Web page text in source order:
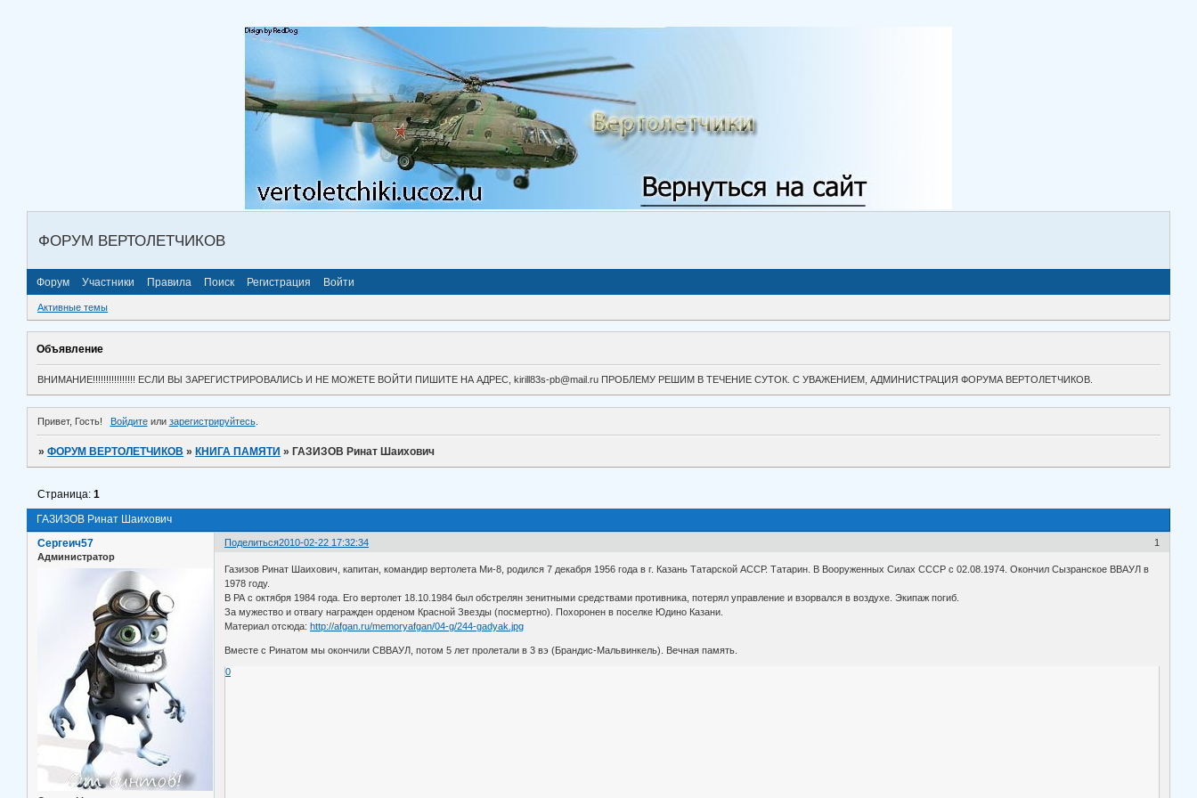
ФОРУМ ВЕРТОЛЕТЧИКОВ
Форум Участники Правила Поиск Регистрация Войти
Активные темы
Объявление
ВНИМАНИЕ!!!!!!!!!!!!!!!! ЕСЛИ ВЫ ЗАРЕГИСТРИРОВАЛИСЬ И НЕ МОЖЕТЕ ВОЙТИ ПИШИТЕ НА АДРЕС, kirill83s-pb@mail.ru ПРОБЛЕМУ РЕШИМ В ТЕЧЕНИЕ СУТОК. С УВАЖЕНИЕМ, АДМИНИСТРАЦИЯ ФОРУМА ВЕРТОЛЕТЧИКОВ.
Привет, Гость! Войдитеили зарегистрируйтесь.
»ФОРУМ ВЕРТОЛЕТЧИКОВ » КНИГА ПАМЯТИ » ГАЗИЗОВ Ринат Шаихович
ГАЗИЗОВ Ринат Шаихович
Страница:1
Поделиться 1
2010-02-22 17:32:34
Сергеич57
Администратор
Газизов Ринат Шаихович, капитан, командир вертолета Ми-8, родился 7 декабря 1956 года в г. Казань Татарской АССР. Татарин. В Вооруженных Силах СССР с 02.08.1974. Окончил Сызранское ВВАУЛ в
1978 году.
В РА с октября 1984 года. Его вертолет 18.10.1984 был обстрелян зенитными средствами противника, потерял управление и взорвался в воздухе. Экипаж погиб.
За мужество и отвагу награжден орденом Красной Звезды (посмертно). Похоронен в поселке Юдино Казани.
Материал отсюда:http://afgan.ru/memoryafgan/04-g/244-gadyak.jpg
Вместе с Ринатом мы окончили СВВАУЛ, потом 5 лет пролетали в 3 вэ (Брандис-Мальвинкель). Вечная память.
0